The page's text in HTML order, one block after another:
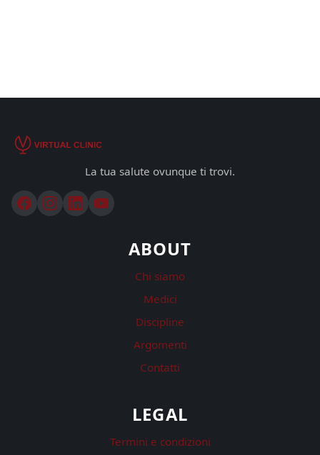
La tua salute ovunque ti trovi.
ABOUT
Chi siamo
Medici
Discipline
Argomenti
Contatti
LEGAL
Termini e condizioni